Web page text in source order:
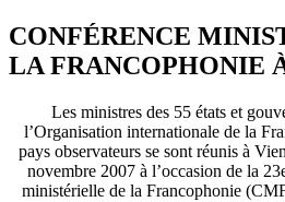
CONFÉRENCE
LA FRANCOPHONIE
Les ministres des 55 états et
l’Organisation internationale de la
pays observateurs se sont réunis à
novembre 2007 à l’occasion de la
ministérielle de la Francophonie